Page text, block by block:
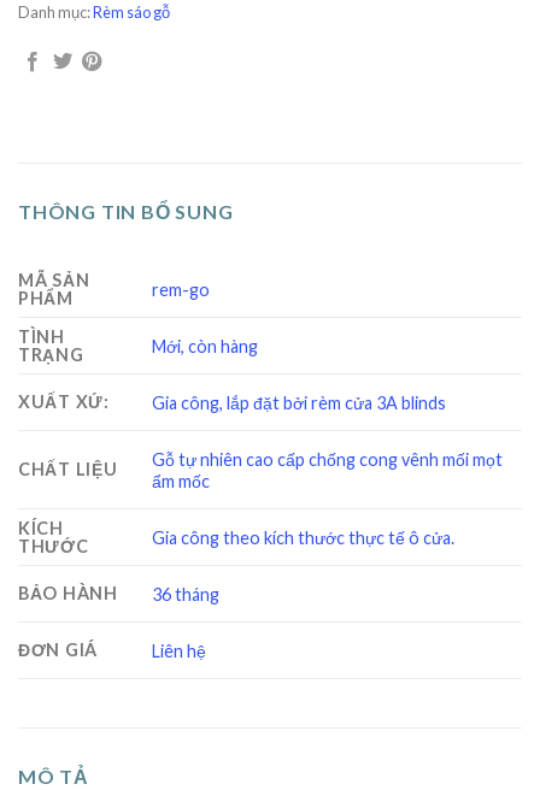
Danh mục:Rèm sáo gỗ
THÔNG TIN BỔ SUNG
MÃ SẢN
PHẨM
rem-go
TÌNH
TRẠNG
Mới, còn hàng
XUẤT XỨ: Gia công, lắp đặt bởi rèm cửa 3A blinds
CHẤT LIỆU
Gỗ tự nhiên cao cấp chống cong vênh mối mọt
ẩm mốc
KÍCH
THƯỚC
Gia công theo kích thước thực tế ô cửa.
BẢO HÀNH 36 tháng
ĐƠN GIÁ Liên hệ
MÔ TẢ